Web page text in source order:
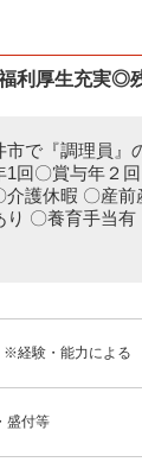
利厚生充実◎
で『調理員』
1回〇賞与年２
介護休暇 〇産
り 〇養育手当
経験・能力による
盛付等